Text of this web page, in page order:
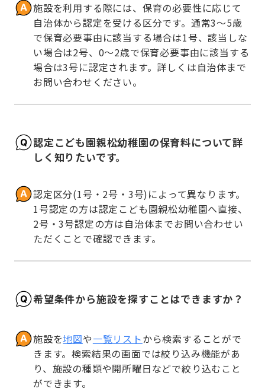
施設を利用する際には、保育の必要性に応じて
自治体から認定を受ける区分です。通常3～5歳
で保育必要事由に該当する場合は1号、該当しな
い場合は2号、0～2歳で保育必要事由に該当する
場合は3号に認定されます。詳しくは自治体まで
お問い合わせください。
認定こども園親松幼稚園の保育料について詳
しく知りたいです。
認定区分(1号・2号・3号)によって異なります。
1号認定の方は認定こども園親松幼稚園へ直接、
2号・3号認定の方は自治体までお問い合わせい
ただくことで確認できます。
希望条件から施設を探すことはできますか？
施設を地図や一覧リストから検索することがで
きます。検索結果の画面では絞り込み機能があ
り、施設の種類や開所曜日などで絞り込むこと
ができます。